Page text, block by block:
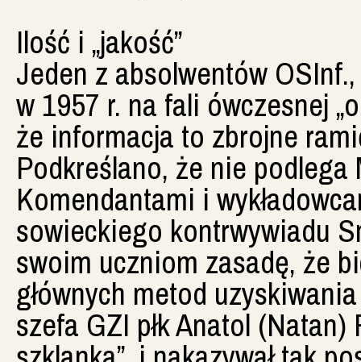
Ilość i „jakość”
Jeden z absolwentów
w 1957 r. na fali ówczesnej
że informacja to zbrojne
Podkreślano, że nie
Komendantami i
sowieckiego kontrwywiadu
swoim uczniom zasadę, że
głównych metod
szefa GZI płk Anatol